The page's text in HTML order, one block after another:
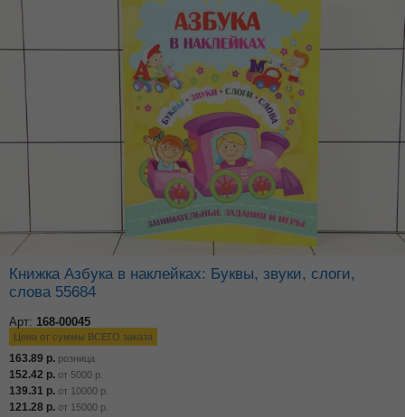
Книжка Азбука в наклейках: Буквы, звуки, слоги,
слова 55684
Арт: 168-00045
Цена от суммы ВСЕГО заказа
163.89 р. розница
152.42 р. от 5000 р.
139.31 р. от 10000 р.
121.28 р. от 15000 р.